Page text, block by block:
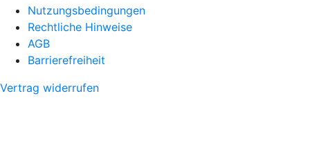
Nutzungsbedingungen
Rechtliche Hinweise
AGB
Barrierefreiheit
Vertrag widerrufen